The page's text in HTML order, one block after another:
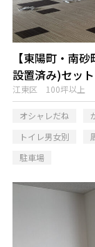
【東陽町・南
設置済み)セッ
江東区 100坪以上
オシャレだね
トイレ男女別
駐車場